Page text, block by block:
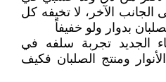
الآخر، لا تخيفه كل
بدوار ولو خفيفاً
الجديد تجربة سلفه في
ومنتج الصلبان فكيف